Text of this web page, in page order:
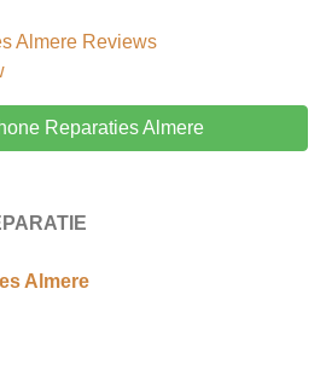
Almere Reviews
Reparaties Almere
Almere